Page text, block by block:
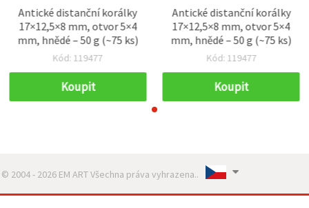
Antické distanční korálky
17×12,5×8 mm, otvor 5×4
mm, hnědé – 50 g (~75 ks)
Kód: 119477
Koupit
Antické distanční korálky
17×12,5×8 mm, otvor 5×4
mm, hnědé – 50 g (~75 ks)
Kód: 119477
Koupit
© 2004 - 2026 EM ART Všechna práva vyhrazena..